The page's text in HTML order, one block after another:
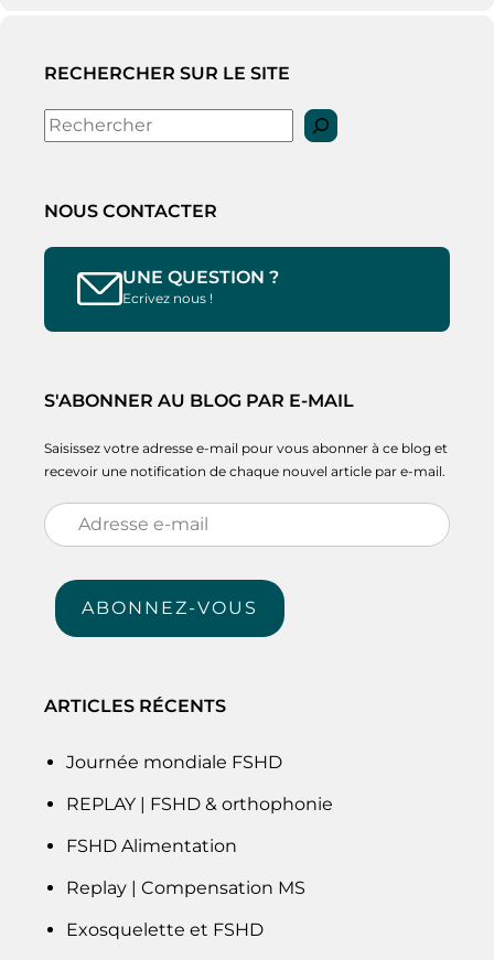
RECHERCHER SUR LE SITE
Rechercher
NOUS CONTACTER
UNE QUESTION ?
Ecrivez nous !
S'ABONNER AU BLOG PAR E-MAIL
Saisissez votre adresse e-mail pour vous abonner à ce blog et
recevoir une notification de chaque nouvel article par e-mail.
Adresse
e-
mail
ABONNEZ-VOUS
ARTICLES RÉCENTS
Journée mondiale FSHD
REPLAY | FSHD & orthophonie
FSHD Alimentation
Replay | Compensation MS
Exosquelette et FSHD